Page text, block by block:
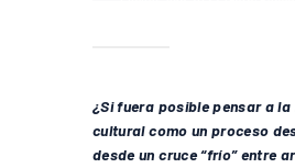
¿Si fuera posible pensar a
cultural como un proceso
desde un cruce “frío” entre